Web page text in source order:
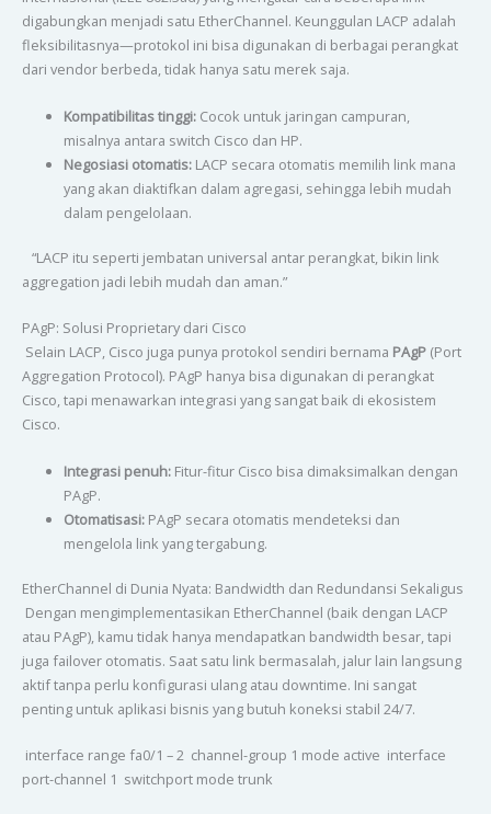
digabungkan menjadi satu EtherChannel. Keunggulan LACP adalah
fleksibilitasnya—protokol ini bisa digunakan di berbagai perangkat
dari vendor berbeda, tidak hanya satu merek saja.
Kompatibilitas tinggi:Cocok untuk jaringan campuran,
misalnya antara switch Cisco dan HP.
Negosiasi otomatis:LACP secara otomatis memilih link mana
yang akan diaktifkan dalam agregasi, sehingga lebih mudah
dalam pengelolaan.
“LACP itu seperti jembatan universal antar perangkat, bikin link
aggregation jadi lebih mudah dan aman.”
PAgP: Solusi Proprietary dari Cisco
Selain LACP, Cisco juga punya protokol sendiri bernama PAgP(Port
Aggregation Protocol). PAgP hanya bisa digunakan di perangkat
Cisco, tapi menawarkan integrasi yang sangat baik di ekosistem
Cisco.
Integrasi penuh:Fitur-fitur Cisco bisa dimaksimalkan dengan
PAgP.
Otomatisasi:PAgP secara otomatis mendeteksi dan
mengelola link yang tergabung.
EtherChannel di Dunia Nyata: Bandwidth dan Redundansi Sekaligus
Dengan mengimplementasikan EtherChannel (baik dengan LACP
atau PAgP), kamu tidak hanya mendapatkan bandwidth besar, tapi
juga failover otomatis. Saat satu link bermasalah, jalur lain langsung
aktif tanpa perlu konfigurasi ulang atau downtime. Ini sangat
penting untuk aplikasi bisnis yang butuh koneksi stabil 24/7.
interface range fa0/1 – 2 channel-group 1 mode active interface
port-channel 1 switchport mode trunk